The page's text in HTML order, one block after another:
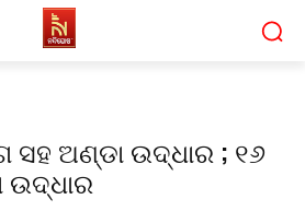
ସହ ଅଣ୍ଡା ଉଦ୍ଧାର ; ୧୬
ଉଦ୍ଧାର